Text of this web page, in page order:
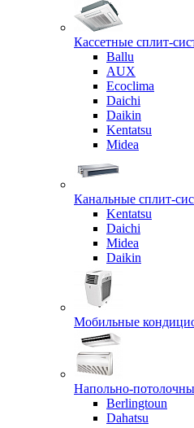
Кассетные сплит-
Ballu
AUX
Ecoclima
Daichi
Daikin
Kentatsu
Midea
Канальные сплит-
Kentatsu
Daichi
Midea
Daikin
Мобильные
Напольно-
Berlingtoun
Dahatsu